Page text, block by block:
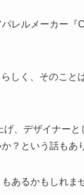
レルメーカー『
しく、そのこと
、デザイナー
？という話もあ
あるかもしれま